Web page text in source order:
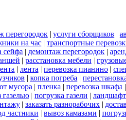
перегородок | услуги сборщиков |
на час | транспортные
сейфа | демонтаж перегородок |
| расстановка мебели |
| лента | перевозка пианино |
| копка погреба |
мусора | пленка | перевозка шкафа
газелью | погрузка газели |
| заказать разнорабочих |
частники | вывоз камазами |